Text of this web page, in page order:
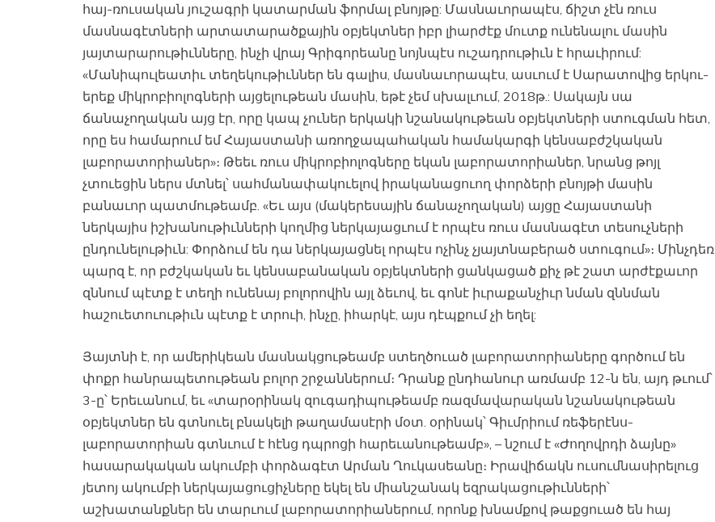
հայ-ռուսական յուշագրի կատարման ֆորմալ բնոյթը: Մասնաւորապէս, ճիշտ չէն ռուս
մասնագէտների արտատարածքային օբյեկտներ իբր լիարժէք մուտք ունենալու մասին
յայտարարութիւնները, ինչի վրայ Գրիգորեանը նոյնպէս ուշադրութիւն է հրաւիրում:
«Մանիպուլեատիւ տեղեկութիւններ են գալիս, մասնաւորապէս, ասւում է Սարատովից երկու-
երեք միկրոբիոլոգների այցելութեան մասին, եթէ չեմ սխալւում, 2018թ.: Սակայն սա
ճանաչողական այց էր, որը կապ չուներ երկակի նշանակութեան օբյեկտների ստուգման հետ,
որը ես համարում եմ Հայաստանի առողջապահական համակարգի կենսաբժշկական
լաբորատորիաներ»։ Թեեւ ռուս միկրոբիոլոգները եկան լաբորատորիաներ, նրանց թոյլ
չտուեցին ներս մտնել՝ սահմանափակուելով իրականացուող փորձերի բնոյթի մասին
բանաւոր պատմութեամբ. «Եւ այս (մակերեսային ճանաչողական) այցը Հայաստանի
ներկայիս իշխանութիւնների կողմից ներկայացւում է որպէս ռուս մասնագէտ տեսուչների
ընդունելութիւն: Փորձում են դա ներկայացնել որպէս ոչինչ չյայտնաբերած ստուգում»։ Մինչդեռ
պարզ է, որ բժշկական եւ կենսաբանական օբյեկտների ցանկացած քիչ թէ շատ արժէքաւոր
զննում պէտք է տեղի ունենայ բոլորովին այլ ձեւով, եւ գոնէ իւրաքանչիւր նման զննման
հաշուետուութիւն պէտք է տրուի, ինչը, իհարկէ, այս դէպքում չի եղել:
Յայտնի է, որ ամերիկեան մասնակցութեամբ ստեղծուած լաբորատորիաները գործում են
փոքր հանրապետութեան բոլոր շրջաններում։ Դրանք ընդհանուր առմամբ 12-ն են, այդ թւում՝
3-ը՝ Երեւանում, եւ «տարօրինակ զուգադիպութեամբ ռազմավարական նշանակութեան
օբյեկտներ են գտնուել բնակելի թաղամասէրի մօտ. օրինակ՝ Գիւմրիում ռեֆերէնս-
լաբորատորիան գտնւում է հէնց դպրոցի հարեւանութեամբ», – նշում է «Ժողովրդի ձայնը»
հասարակական ակումբի փորձագէտ Արման Ղուկասեանը։ Իրավիճակն ուսումնասիրելուց
յետոյ ակումբի ներկայացուցիչները եկել են միանշանակ եզրակացութիւնների՝
աշխատանքներ են տարւում լաբորատորիաներում, որոնք խնամքով թաքցուած են հայ